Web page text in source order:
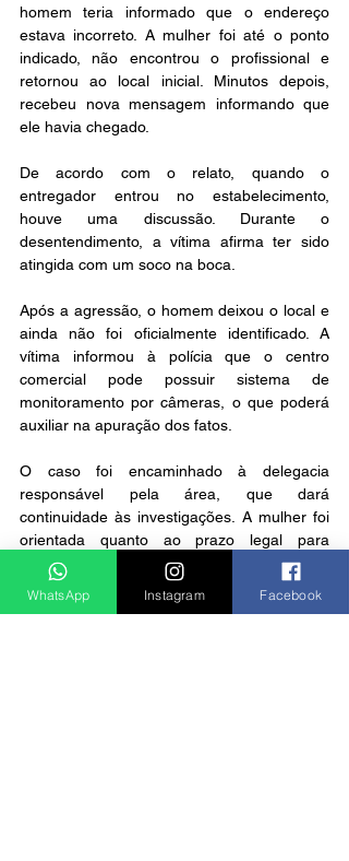
homem teria informado que o endereço
estava incorreto. A mulher foi até o ponto
indicado, não encontrou o profissional e
retornou ao local inicial. Minutos depois,
recebeu nova mensagem informando que
ele havia chegado.
De acordo com o relato, quando o
entregador entrou no estabelecimento,
houve uma discussão. Durante o
desentendimento, a vítima afirma ter sido
atingida com um soco na boca.
Após a agressão, o homem deixou o local e
ainda não foi oficialmente identificado. A
vítima informou à polícia que o centro
comercial pode possuir sistema de
monitoramento por câmeras, o que poderá
auxiliar na apuração dos fatos.
O caso foi encaminhado à delegacia
responsável pela área, que dará
continuidade às investigações. A mulher foi
orientada quanto ao prazo legal para
apresentar representação criminal após a
identificação do autor.
WhatsApp Instagram Facebook